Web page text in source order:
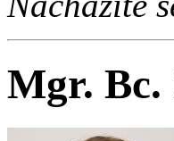
Mgr.